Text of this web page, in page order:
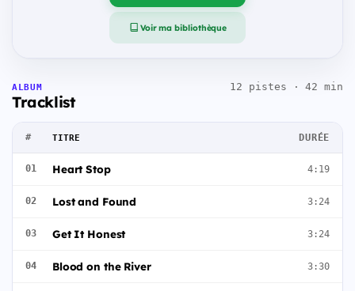
Voir ma bibliothèque
ALBUM
Tracklist
12 pistes · 42 min
# TITRE DURÉE
01 Heart Stop 4:19
02 Lost and Found 3:24
03 Get It Honest 3:24
04 Blood on the River 3:30